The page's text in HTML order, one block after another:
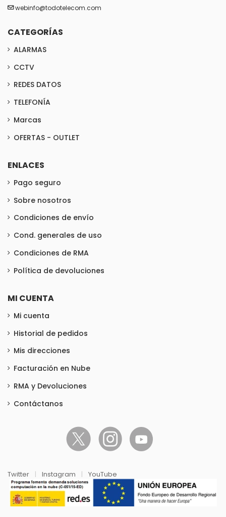
webinfo@todotelecom.com
CATEGORÍAS
ALARMAS
CCTV
REDES DATOS
TELEFONÍA
Marcas
OFERTAS - OUTLET
ENLACES
Pago seguro
Sobre nosotros
Condiciones de envío
Cond. generales de uso
Condiciones de RMA
Política de devoluciones
MI CUENTA
Mi cuenta
Historial de pedidos
Mis direcciones
Facturación en Nube
RMA y Devoluciones
Contáctanos
Twitter | Instagram | YouTube